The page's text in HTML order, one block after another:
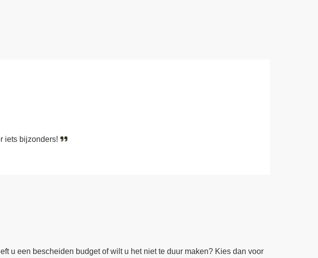
iets bijzonders!
u een bescheiden budget of wilt u het niet te duur maken? Kies dan voor